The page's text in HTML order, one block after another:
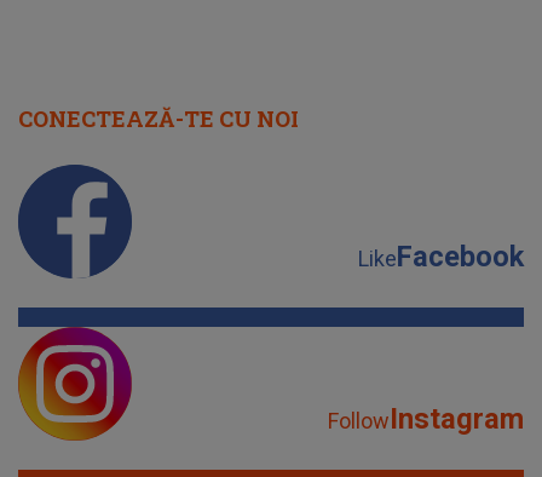
CONECTEAZĂ-TE CU NOI
LikeFacebook
FollowInstagram